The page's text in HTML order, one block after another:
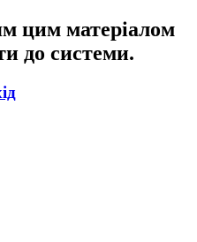
цим матеріалом
до системи.